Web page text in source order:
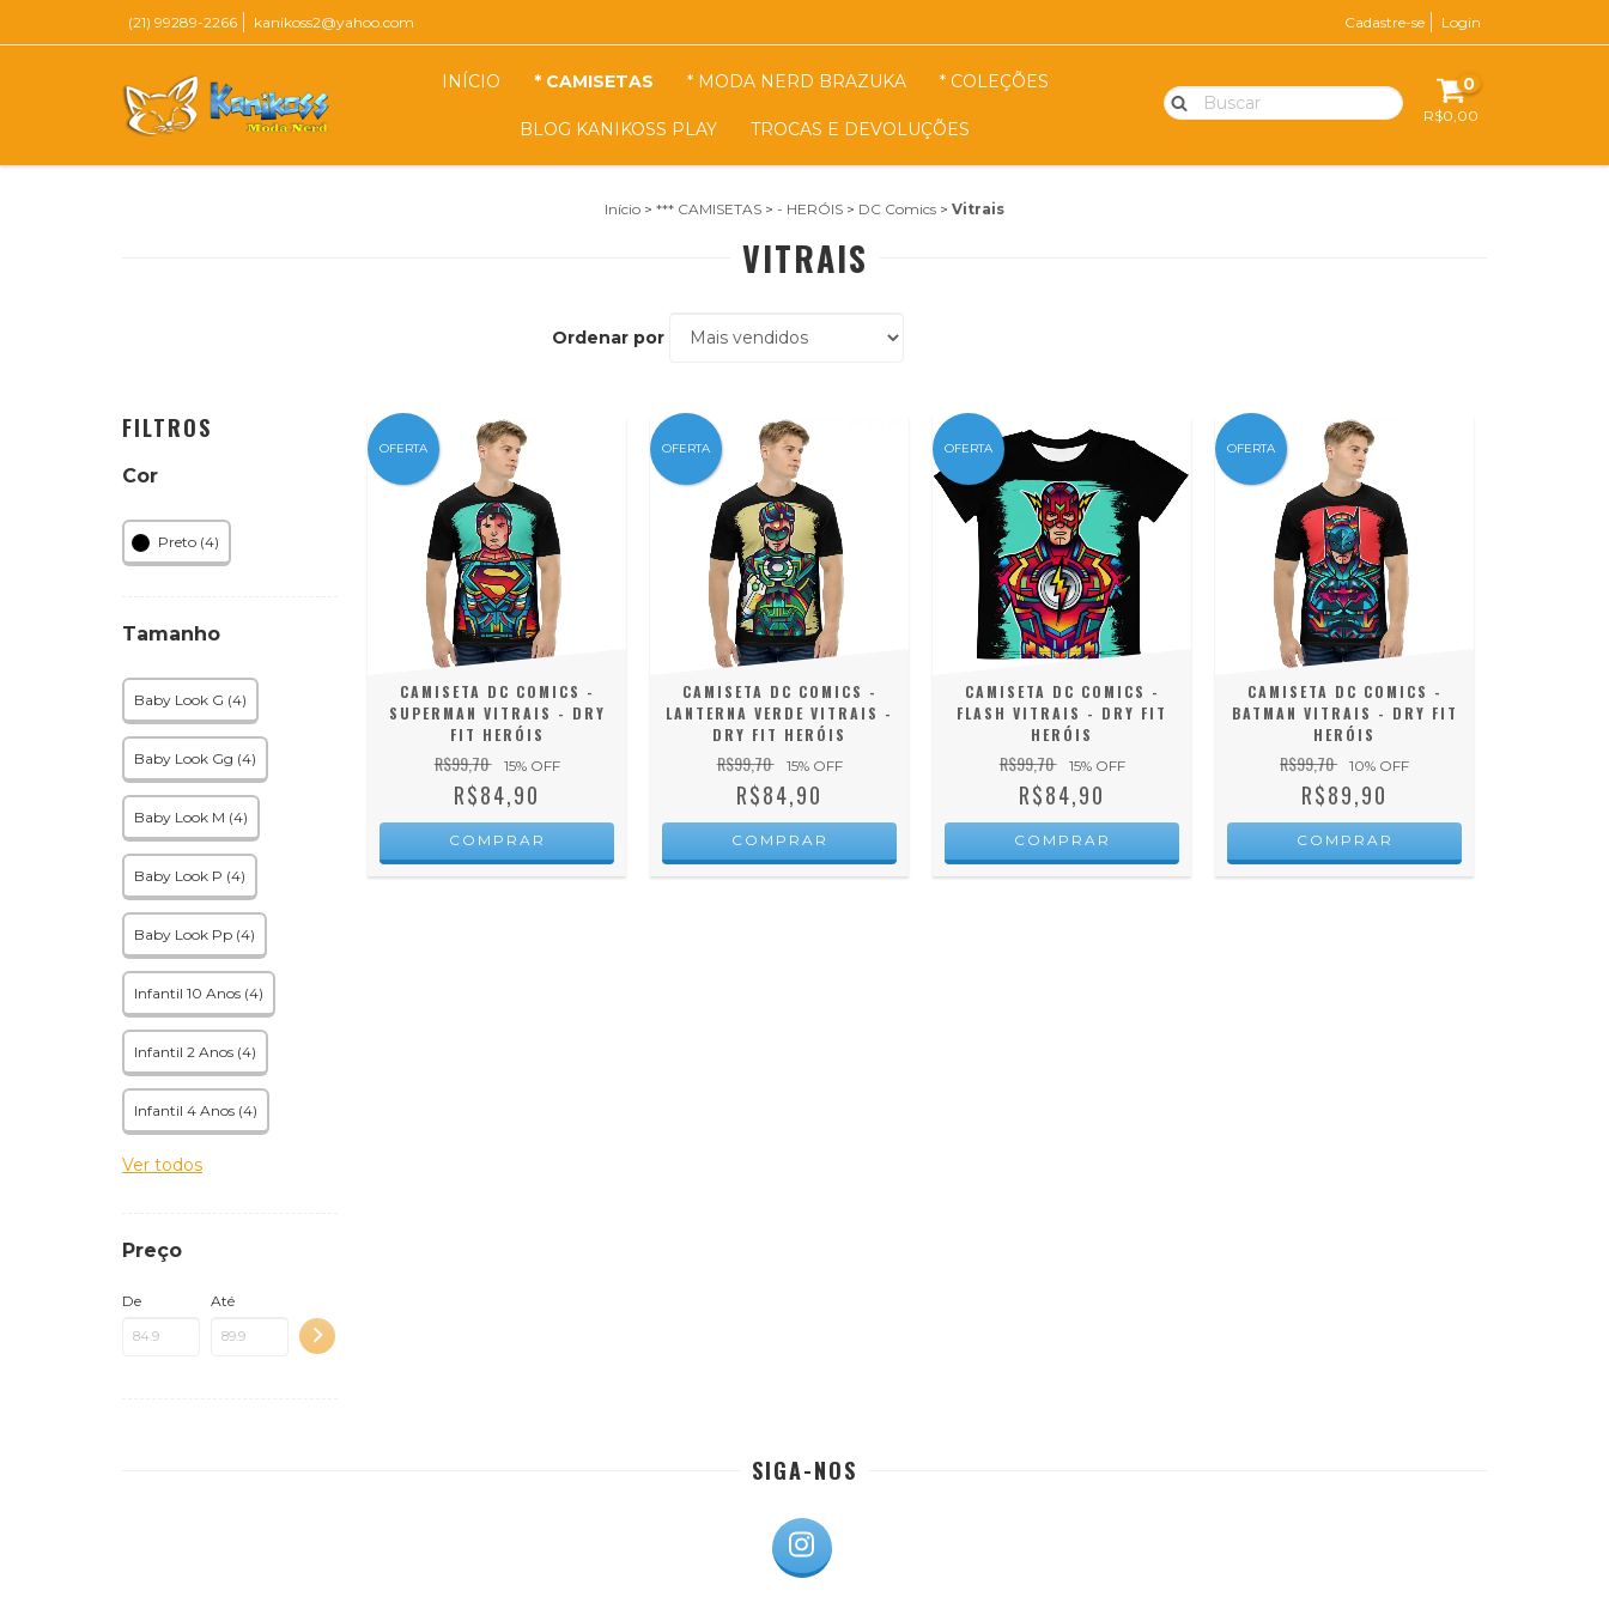
(21) 99289-2266 kanikoss2@yahoo.com Cadastre-se Login
INÍCIO * CAMISETAS * MODA NERD BRAZUKA * COLEÇÕES
BLOG KANIKOSS PLAY TROCAS E DEVOLUÇÕES
0
R$0,00
Início > *** CAMISETAS > - HERÓIS > DC Comics > Vitrais
VITRAIS
Ordenar por
FILTROS
Cor
Preto (4)
Tamanho
Baby Look G (4)
Baby Look Gg (4)
Baby Look M (4)
Baby Look P (4)
Baby Look Pp (4)
Infantil 10 Anos (4)
Infantil 2 Anos (4)
Infantil 4 Anos (4)
Ver todos
Preço
De Até
OFERTA
CAMISETA DC COMICS -
SUPERMAN VITRAIS - DRY
FIT HERÓIS
R$99,70 15% OFF
R$84,90
COMPRAR
OFERTA
CAMISETA DC COMICS -
LANTERNA VERDE VITRAIS -
DRY FIT HERÓIS
R$99,70 15% OFF
R$84,90
COMPRAR
OFERTA
CAMISETA DC COMICS -
FLASH VITRAIS - DRY FIT
HERÓIS
R$99,70 15% OFF
R$84,90
COMPRAR
OFERTA
CAMISETA DC COMICS -
BATMAN VITRAIS - DRY FIT
HERÓIS
R$99,70 10% OFF
R$89,90
COMPRAR
SIGA-NOS